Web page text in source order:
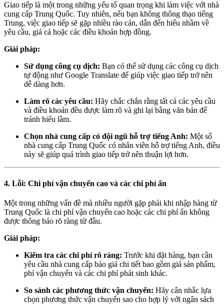
Giao tiếp là một trong những yếu tố quan trọng khi làm việc với nhà
cung cấp Trung Quốc. Tuy nhiên, nếu bạn không thông thạo tiếng
Trung, việc giao tiếp sẽ gặp nhiều rào cản, dẫn đến hiểu nhầm về
yêu cầu, giá cả hoặc các điều khoản hợp đồng.
Giải pháp:
Sử dụng công cụ dịch: Bạn có thể sử dụng các công cụ dịch
tự động như Google Translate để giúp việc giao tiếp trở nên
dễ dàng hơn.
Làm rõ các yêu cầu: Hãy chắc chắn rằng tất cả các yêu cầu
và điều khoản đều được làm rõ và ghi lại bằng văn bản để
tránh hiểu lầm.
Chọn nhà cung cấp có đội ngũ hỗ trợ tiếng Anh: Một số
nhà cung cấp Trung Quốc có nhân viên hỗ trợ tiếng Anh, điều
này sẽ giúp quá trình giao tiếp trở nên thuận lợi hơn.
4. Lỗi: Chi phí vận chuyển cao và các chi phí ẩn
Một trong những vấn đề mà nhiều người gặp phải khi nhập hàng từ
Trung Quốc là chi phí vận chuyển cao hoặc các chi phí ẩn không
được thông báo rõ ràng từ đầu.
Giải pháp:
Kiểm tra các chi phí rõ ràng: Trước khi đặt hàng, bạn cần
yêu cầu nhà cung cấp báo giá chi tiết bao gồm giá sản phẩm,
phí vận chuyển và các chi phí phát sinh khác.
So sánh các phương thức vận chuyển: Hãy cân nhắc lựa
chọn phương thức vận chuyển sao cho hợp lý với ngân sách